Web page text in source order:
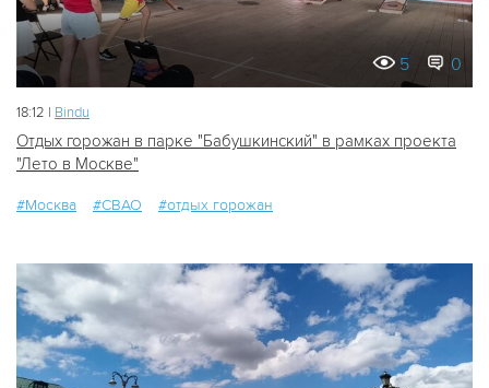
5 0
18:12 | Bindu
Отдых горожан в парке "Бабушкинский" в рамках проекта
"Лето в Москве"
#Москва #СВАО #отдых горожан